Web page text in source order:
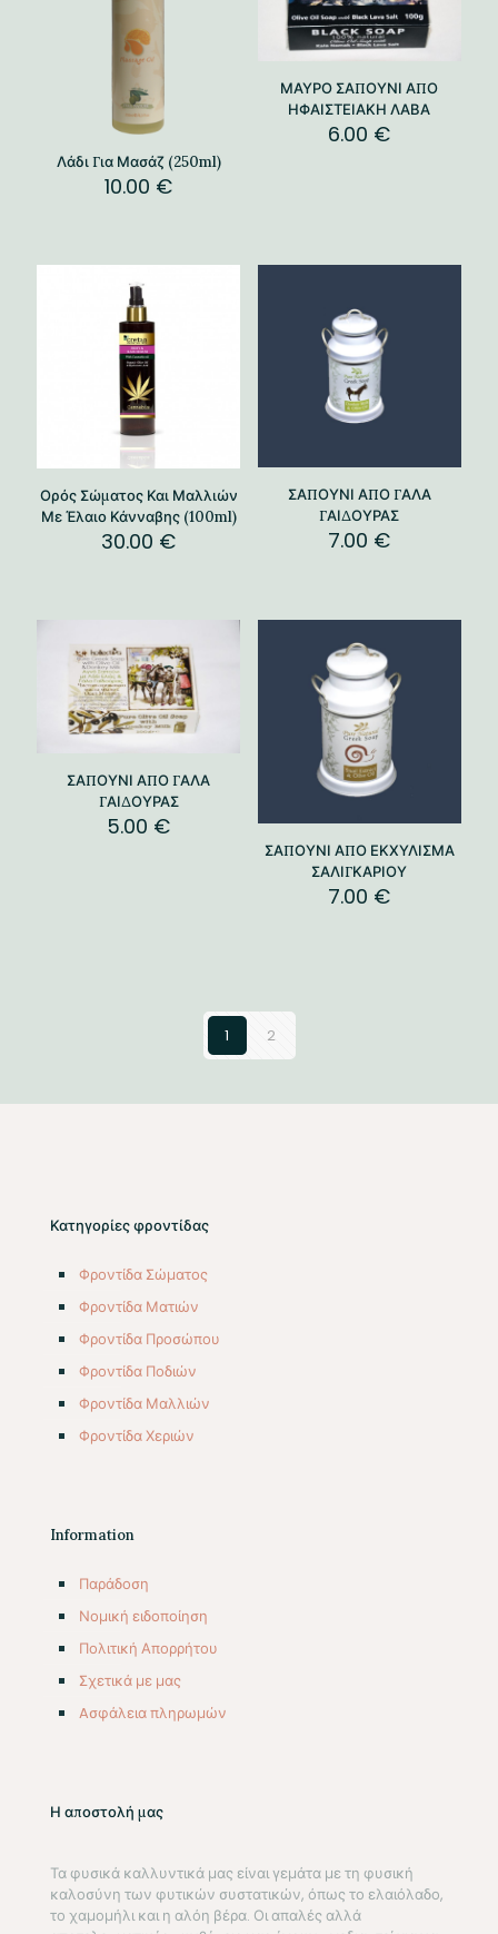
Λάδι Για Μασάζ (250ml)
10.00 €
ΜΑΥΡΟ ΣΑΠΟΥΝΙ ΑΠΟ
ΗΦΑΙΣΤΕΙΑΚΗ ΛΑΒΑ
6.00 €
Ορός Σώματος Και Μαλλιών
Με Έλαιο Κάνναβης (100ml)
30.00 €
ΣΑΠΟΥΝΙ ΑΠΟ ΓΑΛΑ
ΓΑΙΔΟΥΡΑΣ
7.00 €
ΣΑΠΟΥΝΙ ΑΠΟ ΓΑΛΑ
ΓΑΙΔΟΥΡΑΣ
5.00 €
ΣΑΠΟΥΝΙ ΑΠΟ ΕΚΧΥΛΙΣΜΑ
ΣΑΛΙΓΚΑΡΙΟΥ
7.00 €
1 2
Κατηγορίες φροντίδας
Φροντίδα Σώματος
Φροντίδα Ματιών
Φροντίδα Προσώπου
Φροντίδα Ποδιών
Φροντίδα Μαλλιών
Φροντίδα Χεριών
Information
Παράδοση
Νομική ειδοποίηση
Πολιτική Απορρήτου
Σχετικά με μας
Aσφάλεια πληρωμών
Η αποστολή μας
Τα φυσικά καλλυντικά μας είναι γεμάτα με τη φυσική
καλοσύνη των φυτικών συστατικών, όπως το ελαιόλαδο,
το χαμομήλι και η αλόη βέρα. Οι απαλές αλλά